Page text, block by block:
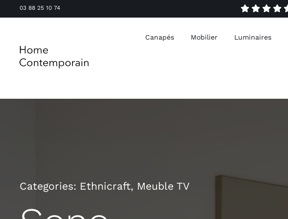
Passer
au
03 88 25 10 74
Canapés Mobilier Luminaires
Categories: Ethnicraft, Meuble TV